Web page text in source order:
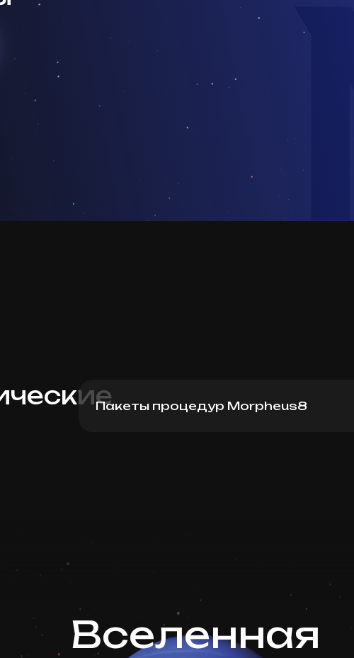
Пакеты процедур Morpheus8
Вселенная